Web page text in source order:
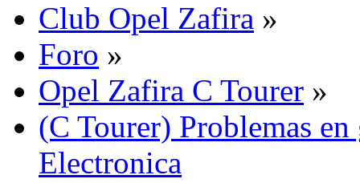
Club Opel Zafira »
Foro »
Opel Zafira C Tourer »
(C Tourer) Problemas
Electronica